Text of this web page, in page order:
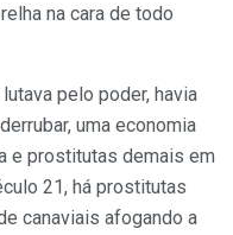
na cara de todo
pelo poder, havia
uma economia
e prostitutas demais em
21, há prostitutas
canaviais afogando a